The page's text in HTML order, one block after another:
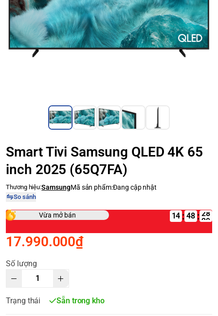
Smart Tivi Samsung QLED 4K 65
inch 2025 (65Q7FA)
Thương hiệu:SamsungMã sản phẩm:Đang cập nhật
So sánh
Vừa mở bán 14 : :
17.990.000₫
Số lượng
Trạng thái Sẵn trong kho